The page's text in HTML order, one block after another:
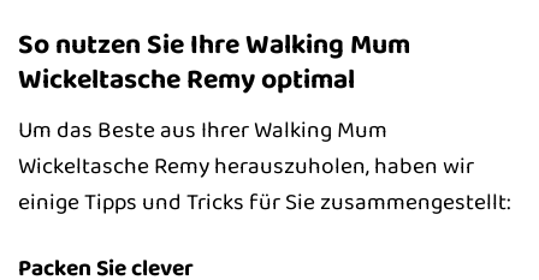
So nutzen Sie Ihre Walking Mum
Wickeltasche Remy optimal
Um das Beste aus Ihrer Walking Mum
Wickeltasche Remy herauszuholen, haben wir
einige Tipps und Tricks für Sie zusammengestellt:
Packen Sie clever